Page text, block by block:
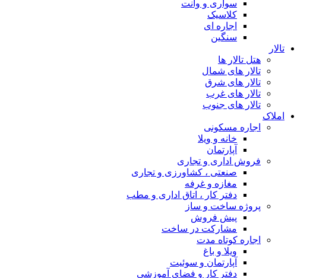
سواری و وانت
کلاسیک
اجاره ای
سنگین
تالار
هتل تالار ها
تالار های شمال
تالار های شرق
تالار های غرب
تالار های جنوب
املاک
اجاره مسکونی
خانه و ویلا
آپارتمان
فروش اداری و تجاری
صنعتی ، کشاورزی و تجاری
مغازه و غرفه
دفتر کار ، اتاق اداری و مطب
پروژه ساخت و ساز
پیش فروش
مشارکت در ساخت
اجاره کوتاه مدت
ویلا و باغ
آپارتمان و سوئیت
دفتر کار و فضای آموزشی